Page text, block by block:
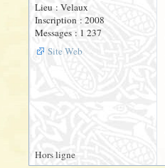
Lieu : Velaux
Inscription : 2008
Messages : 1 237
Site Web
Hors ligne